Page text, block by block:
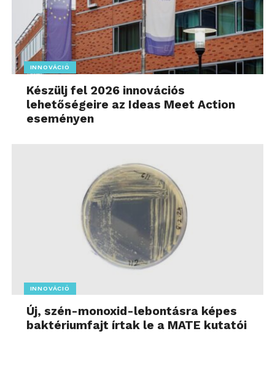
INNOVÁCIÓ
Készülj fel 2026 innovációs
lehetőségeire az Ideas Meet Action
eseményen
INNOVÁCIÓ
Új, szén-monoxid-lebontásra képes
baktériumfajt írtak le a MATE kutatói